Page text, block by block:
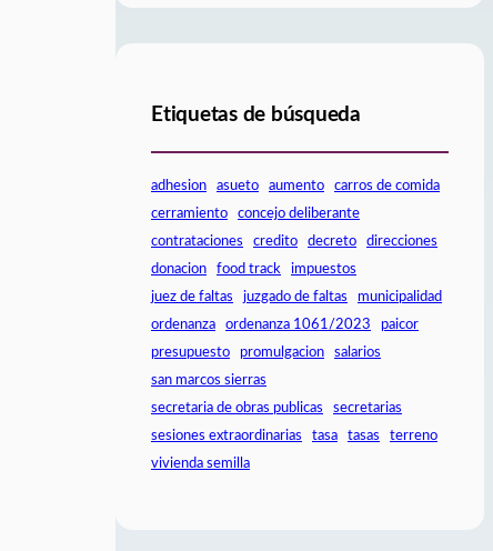
Etiquetas de búsqueda
adhesion asueto aumento
carros de comida
cerramiento
concejo deliberante
contrataciones
credito decreto
direcciones
donacion
food track
impuestos
juez de faltas
juzgado de faltas
municipalidad
ordenanza
ordenanza 1061/2023
paicor
presupuesto
promulgacion
salarios
san marcos sierras
secretaria de obras publicas
secretarias
sesiones extraordinarias
tasa tasas
terreno
vivienda semilla